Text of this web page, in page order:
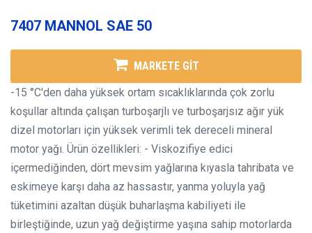
7407 MANNOL SAE 50
MARKETE GİT
-15 °C'den daha yüksek ortam sıcaklıklarında çok zorlu
koşullar altında çalışan turboşarjlı ve turboşarjsız ağır yük
dizel motorları için yüksek verimli tek dereceli mineral
motor yağı. Ürün özellikleri: - Viskozifiye edici
içermediğinden, dört mevsim yağlarına kıyasla tahribata ve
eskimeye karşı daha az hassastır, yanma yoluyla yağ
tüketimini azaltan düşük buharlaşma kabiliyeti ile
birleştiğinde, uzun yağ değiştirme yaşına sahip motorlarda